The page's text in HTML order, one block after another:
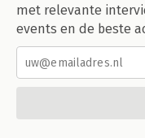
met relevante
events en de beste